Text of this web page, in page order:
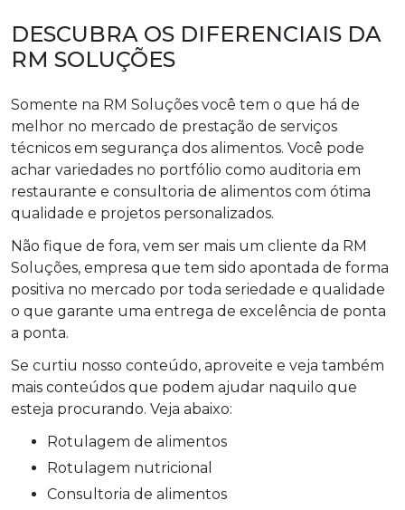
DESCUBRA OS DIFERENCIAIS DA
RM SOLUÇÕES
Somente na RM Soluções você tem o que há de
melhor no mercado de prestação de serviços
técnicos em segurança dos alimentos. Você pode
achar variedades no portfólio como auditoria em
restaurante e consultoria de alimentos com ótima
qualidade e projetos personalizados.
Não fique de fora, vem ser mais um cliente da RM
Soluções, empresa que tem sido apontada de forma
positiva no mercado por toda seriedade e qualidade
o que garante uma entrega de excelência de ponta
a ponta.
Se curtiu nosso conteúdo, aproveite e veja também
mais conteúdos que podem ajudar naquilo que
esteja procurando. Veja abaixo:
rotulagem de alimentos
rotulagem nutricional
consultoria de alimentos